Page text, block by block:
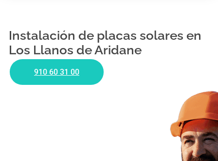
Instalación de placas solares en
Los Llanos de Aridane
910 60 31 00